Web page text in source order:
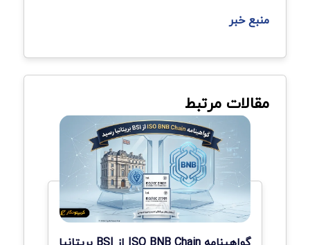
منبع خبر
مقالات مرتبط